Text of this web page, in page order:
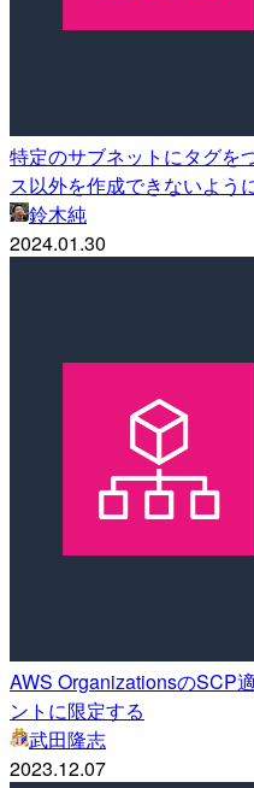
特定のサブネットにタグを
ス以外を作成できないよう
鈴木純
2024.01.30
AWS OrganizationsのSCP
ントに限定する
武田隆志
2023.12.07